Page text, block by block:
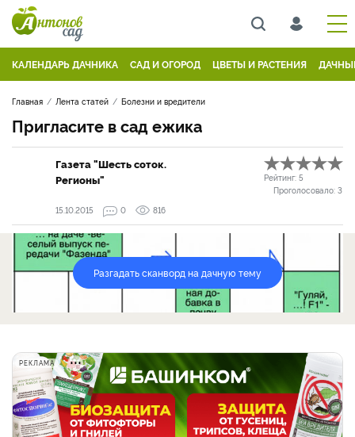
КАЛЕНДАРЬ ДАЧНИКА САД И ОГОРОД ЦВЕТЫ И РАСТЕНИЯ
Главная Лента статей Болезни и вредители
Пригласите в сад ежика
Газета "Шесть соток.
Регионы"
Рейтинг: 5
Проголосовало: 3
15.10.2015
0 816
Разгадать сканворд на дачную тему
РЕКЛАМА